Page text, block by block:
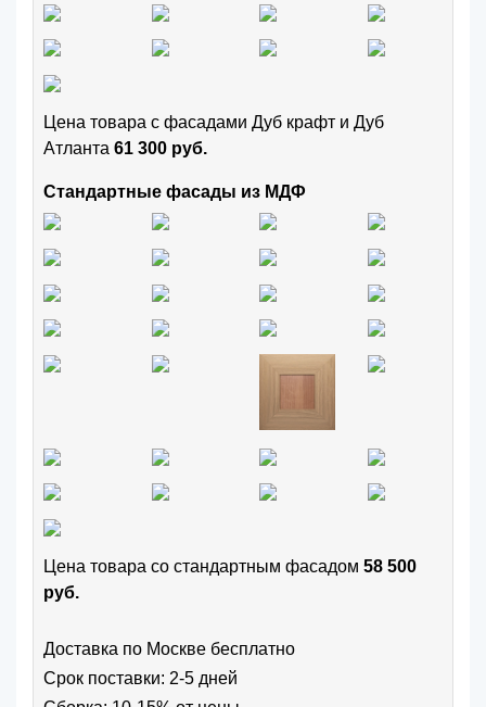
Цена товара с фасадами Дуб крафт и Дуб
Атланта 61 300 руб.
Стандартные фасады из МДФ
Цена товара cо стандартным фасадом 58 500
руб.
Доставка по Москве бесплатно
Срок поставки: 2-5 дней